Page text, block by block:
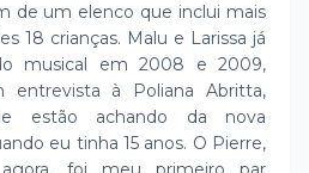
de um elenco que inclui mais
18 crianças. Malu e Larissa já
musical em 2008 e 2009,
entrevista à Poliana Abritta,
estão achando da nova
eu tinha 15 anos. O Pierre,